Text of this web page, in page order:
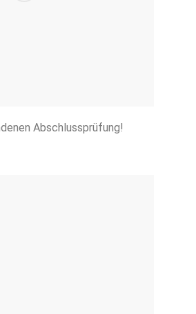
Abschlussprüfung!